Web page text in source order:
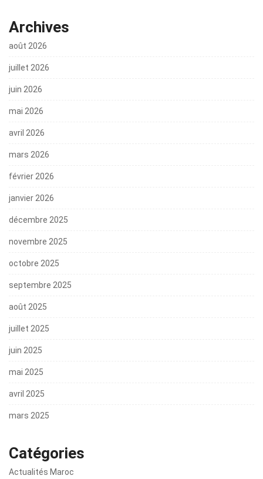
Archives
août 2026
juillet 2026
juin 2026
mai 2026
avril 2026
mars 2026
février 2026
janvier 2026
décembre 2025
novembre 2025
octobre 2025
septembre 2025
août 2025
juillet 2025
juin 2025
mai 2025
avril 2025
mars 2025
Catégories
Actualités Maroc